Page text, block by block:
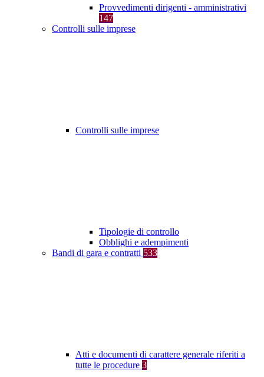
Provvedimenti dirigenti - amministrativi
147
Controlli sulle imprese
Controlli sulle imprese
Tipologie di controllo
Obblighi e adempimenti
Bandi di gara e contratti 533
Atti e documenti di carattere generale riferiti a
tutte le procedure 3